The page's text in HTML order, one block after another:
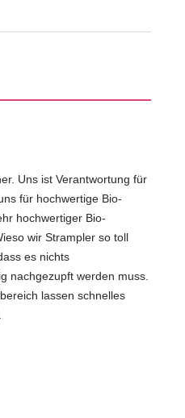
Uns ist Verantwortung für
für hochwertige Bio-
hochwertiger Bio-
wir Strampler so toll
es nichts
nachgezupft werden muss.
lassen schnelles